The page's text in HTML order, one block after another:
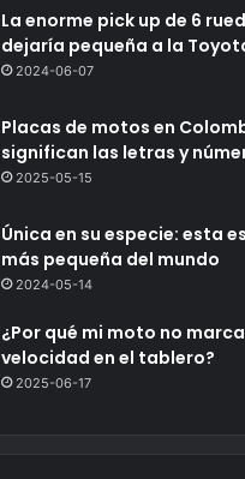
La enorme pick up de 6
dejaría pequeña a la
2024-06-07
Placas de motos en
significan las letras y
2025-05-15
Única en su especie: esta
más pequeña del mundo
2024-05-14
¿Por qué mi moto no
velocidad en el tablero?
2025-06-17